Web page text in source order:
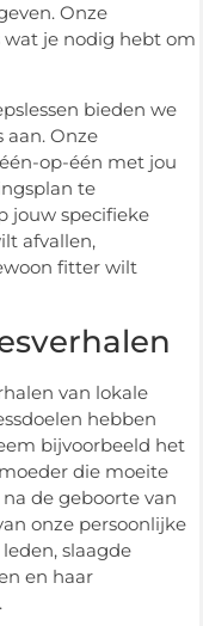
Onze
wat je nodig hebt om
bieden we
aan. Onze
op-één met jou
te
jouw specifieke
afvallen,
fitter wilt
van lokale
hebben
bijvoorbeeld het
die moeite
de geboorte van
onze persoonlijke
slaagde
en haar